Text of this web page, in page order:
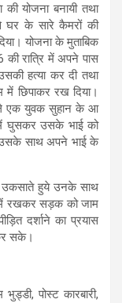
योजना बनायी तथा
घर के सारे कैमरों की
योजना के मुताबिक
की रात्रि में अपने पास
हत्या कर दी तथा
छिपाकर रख दिया।
एक युवक सुहान के आ
में घुसकर उसके भाई को
उसके साथ अपने भाई के
उकसाते हुये उनके साथ
में रखकर सड़क को जाम
दर्शाने का प्रयास
सके।
पोस्ट कारबारी,